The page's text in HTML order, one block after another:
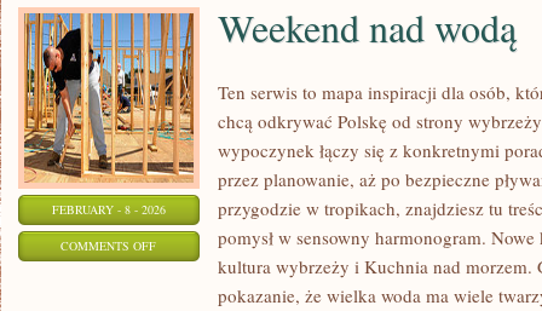
FEBRUARY - 8 - 2026
COMMENTS OFFON
Weekend nad wodą
Ten serwis to mapa inspiracji dla osób,
chcą odkrywać Polskę od strony
wypoczynek łączy się z konkretnymi
przez planowanie, aż po bezpieczne
przygodzie w tropikach, znajdziesz tu
pomysł w sensowny harmonogram.
kultura wybrzeży i Kuchnia nad morzem.
pokazanie, że wielka woda ma wiele